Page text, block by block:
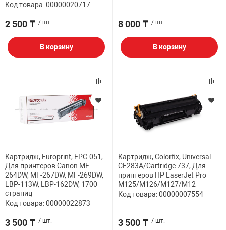
Код товара: 00000020717
2 500 ₸ / шт.
В корзину
8 000 ₸ / шт.
В корзину
Картридж, Europrint, EPC-051,
Для принтеров Canon MF-
264DW, MF-267DW, MF-269DW,
LBP-113W, LBP-162DW, 1700
страниц
Код товара: 00000022873
3 500 ₸ / шт.
Картридж, Colorfix, Universal
CF283A/Cartridge 737, Для
принтеров HP LaserJet Pro
M125/M126/M127/M12
Код товара: 00000007554
3 500 ₸ / шт.